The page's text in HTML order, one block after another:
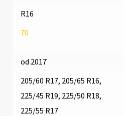
R16
70
od 2017
205/60 R17, 205/65 R16,
225/45 R19, 225/50 R18,
225/55 R17